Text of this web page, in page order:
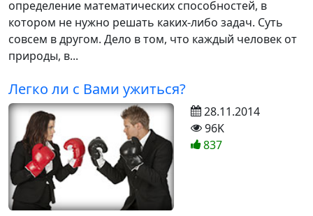
определение математических способностей, в
котором не нужно решать каких-либо задач. Суть
совсем в другом. Дело в том, что каждый человек от
природы, в...
Легко ли с Вами ужиться?
28.11.2014
96K
837